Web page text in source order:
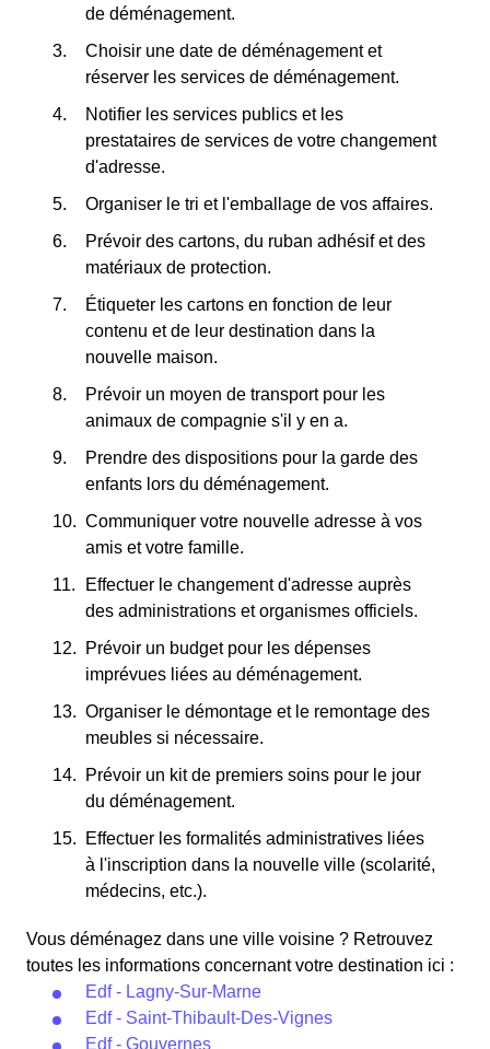
de déménagement.
Choisir une date de déménagement et
réserver les services de déménagement.
Notifier les services publics et les
prestataires de services de votre changement
d'adresse.
Organiser le tri et l'emballage de vos affaires.
Prévoir des cartons, du ruban adhésif et des
matériaux de protection.
Étiqueter les cartons en fonction de leur
contenu et de leur destination dans la
nouvelle maison.
Prévoir un moyen de transport pour les
animaux de compagnie s'il y en a.
Prendre des dispositions pour la garde des
enfants lors du déménagement.
Communiquer votre nouvelle adresse à vos
amis et votre famille.
Effectuer le changement d'adresse auprès
des administrations et organismes officiels.
Prévoir un budget pour les dépenses
imprévues liées au déménagement.
Organiser le démontage et le remontage des
meubles si nécessaire.
Prévoir un kit de premiers soins pour le jour
du déménagement.
Effectuer les formalités administratives liées
à l'inscription dans la nouvelle ville (scolarité,
médecins, etc.).
Vous déménagez dans une ville voisine ? Retrouvez
toutes les informations concernant votre destination ici :
Edf - Lagny-Sur-Marne
Edf - Saint-Thibault-Des-Vignes
Edf - Gouvernes